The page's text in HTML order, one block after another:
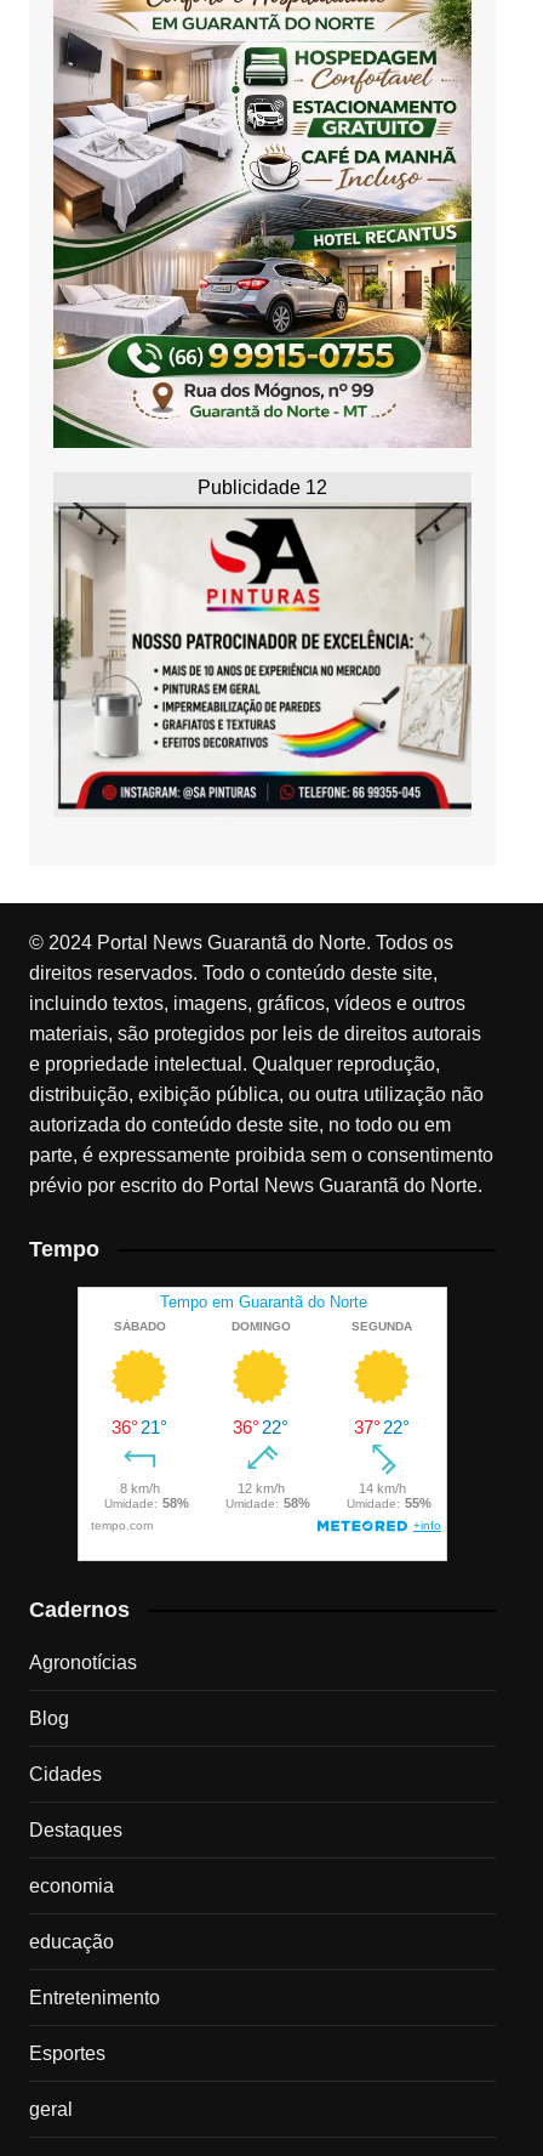
Publicidade 12
© 2024 Portal News Guarantã do Norte. Todos os
direitos reservados. Todo o conteúdo deste site,
incluindo textos, imagens, gráficos, vídeos e outros
materiais, são protegidos por leis de direitos autorais
e propriedade intelectual. Qualquer reprodução,
distribuição, exibição pública, ou outra utilização não
autorizada do conteúdo deste site, no todo ou em
parte, é expressamente proibida sem o consentimento
prévio por escrito do Portal News Guarantã do Norte.
Tempo
Cadernos
Agronotícias
Blog
Cidades
Destaques
economia
educação
Entretenimento
Esportes
geral